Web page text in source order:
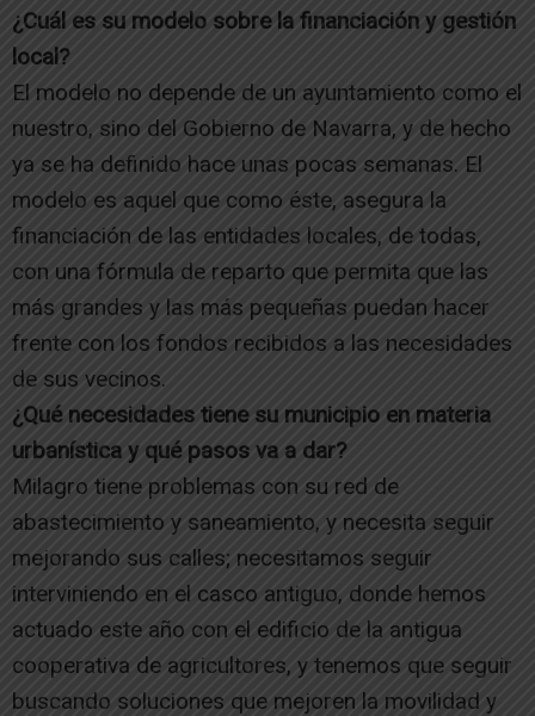
¿Cuál es su modelo sobre la financiación y gestión
local?
El modelo no depende de un ayuntamiento como el
nuestro, sino del Gobierno de Navarra, y de hecho
ya se ha definido hace unas pocas semanas. El
modelo es aquel que como éste, asegura la
financiación de las entidades locales, de todas,
con una fórmula de reparto que permita que las
más grandes y las más pequeñas puedan hacer
frente con los fondos recibidos a las necesidades
de sus vecinos.
¿Qué necesidades tiene su municipio en materia
urbanística y qué pasos va a dar?
Milagro tiene problemas con su red de
abastecimiento y saneamiento, y necesita seguir
mejorando sus calles; necesitamos seguir
interviniendo en el casco antiguo, donde hemos
actuado este año con el edificio de la antigua
cooperativa de agricultores, y tenemos que seguir
buscando soluciones que mejoren la movilidad y